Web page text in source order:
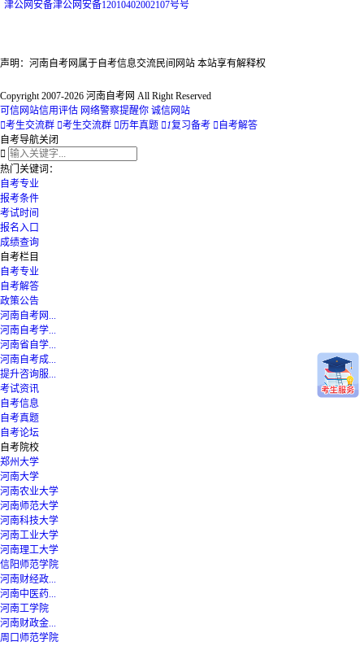
津公网安备津公网安备12010402002107号号
声明：河南自考网属于自考信息交流民间网站 本站享有解释权
Copyright 2007-2026 河南自考网 All Right Reserved
可信网站信用评估 网络警察提醒你 诚信网站
考生交流群 考生交流群 历年真题 1复习备考  自考解答
自考导航关闭

热门关键词：
自考专业
报考条件
考试时间
报名入口
成绩查询
自考栏目
自考专业
自考解答
政策公告
河南自考网...
河南自考学...
河南省自学...
河南自考成...
提升咨询服...
考试资讯
自考信息
自考真题
自考论坛
自考院校
郑州大学
河南大学
河南农业大学
河南师范大学
河南科技大学
河南工业大学
河南理工大学
信阳师范学院
河南财经政...
河南中医药...
河南工学院
河南财政金...
周口师范学院